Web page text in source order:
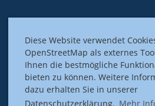
Diese Website verwendet
OpenStreetMap als externes
Ihnen die bestmögliche
bieten zu können. Weitere
dazu erhalten Sie in unserer
Datenschutzerklärung. Mehr
Impressum /